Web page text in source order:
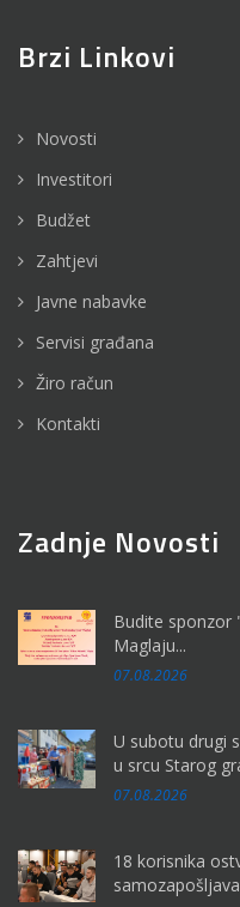
Brzi Linkovi
Novosti
Investitori
Budžet
Zahtjevi
Javne nabavke
Servisi građana
Žiro račun
Kontakti
Zadnje Novosti
Budite sponzor
Maglaju...
07.08.2026
U subotu drugi
u srcu Starog
07.08.2026
18 korisnika